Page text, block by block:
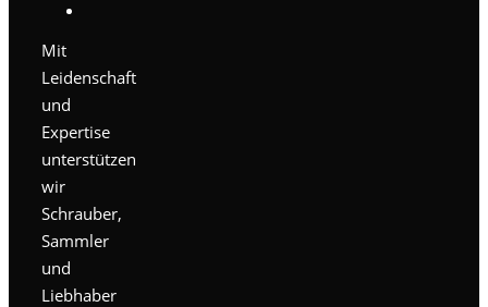
Mit
Leidenschaft
und
Expertise
unterstützen
wir
Schrauber,
Sammler
und
Liebhaber